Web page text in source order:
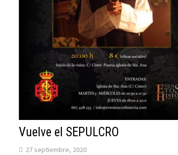
Vuelve el SEPULCRO
27 septiembre, 2020